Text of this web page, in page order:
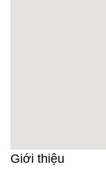
Giới thiệu